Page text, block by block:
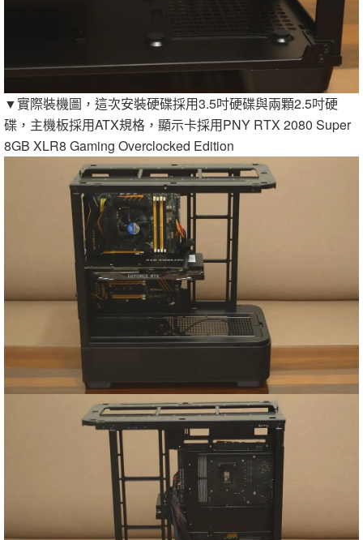
▼實際裝機圖，這次安裝硬碟採用3.5吋硬碟與兩顆2.5吋硬
碟，主機板採用ATX規格，顯示卡採用PNY RTX 2080 Super
8GB XLR8 Gaming Overclocked Edition